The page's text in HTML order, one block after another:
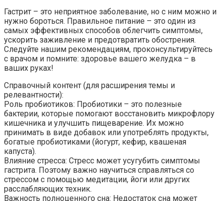
Гастрит – это неприятное заболевание, но с ним можно и
нужно бороться. Правильное питание – это один из
самых эффективных способов облегчить симптомы,
ускорить заживление и предотвратить обострения.
Следуйте нашим рекомендациям, проконсультируйтесь
с врачом и помните: здоровье вашего желудка – в
ваших руках!
Справочный контент (для расширения темы и
релевантности):
Роль пробиотиков: Пробиотики – это полезные
бактерии, которые помогают восстановить микрофлору
кишечника и улучшить пищеварение. Их можно
принимать в виде добавок или употреблять продукты,
богатые пробиотиками (йогурт, кефир, квашеная
капуста).
Влияние стресса: Стресс может усугубить симптомы
гастрита. Поэтому важно научиться справляться со
стрессом с помощью медитации, йоги или других
расслабляющих техник.
Важность полноценного сна: Недостаток сна может